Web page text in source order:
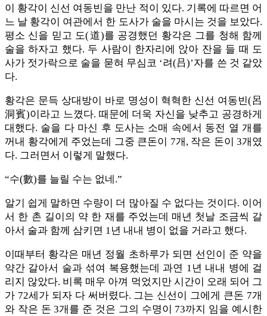
이 황각이 신선 여동빈을 만난 적이 있다. 기록에 따르면 어
느 날 황각이 여관에서 한 도사가 술을 마시는 것을 보았다.
평소 신을 믿고 도(道)를 공경했던 황각은 그를 청해 함께
술을 하자고 했다. 두 사람이 한자리에 앉아 잔을 들 때 도
사가 젓가락으로 술을 묻혀 무심코 ‘려(吕)’자를 쓴 것 같았
다.
황각은 문득 상대방이 바로 명성이 혁혁한 신선 여동빈(呂
洞賓)이라고 느꼈다. 때문에 더욱 자신을 낮추고 공경하게
대했다. 술을 다 마신 후 도사는 소매 속에서 동전 열 개를
꺼내 황각에게 주었는데 그중 큰돈이 7개, 작은 돈이 3개였
다. 그러면서 이렇게 말했다.
“수(數)를 늘릴 수는 없네.”
알기 쉽게 말하면 수량이 더 많아질 수 없다는 것이다. 이어
서 한 촌 길이의 약 한 재를 주었는데 매년 첫날 조금씩 갈
아서 술과 함께 삼키면 1년 내내 병이 없을 거라고 했다.
이때부터 황각은 매년 정월 초하루가 되면 선인이 준 약을
약간 갈아서 술과 섞여 복용했는데 과연 1년 내내 병에 걸
리지 않았다. 비록 매우 아껴 먹었지만 시간이 오래 되어 그
가 72세가 되자 다 써버렸다. 그는 신선이 그에게 큰돈 7개
와 작은 돈 3개를 준 것은 그의 수명이 73까지 임을 예시한